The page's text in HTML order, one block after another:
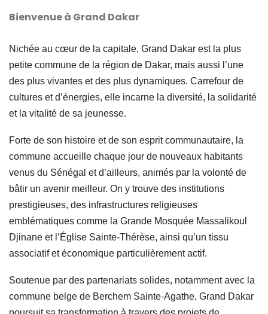
Bienvenue à Grand Dakar
Nichée au cœur de la capitale, Grand Dakar est la plus
petite commune de la région de Dakar, mais aussi l’une
des plus vivantes et des plus dynamiques. Carrefour de
cultures et d’énergies, elle incarne la diversité, la solidarité
et la vitalité de sa jeunesse.
Forte de son histoire et de son esprit communautaire, la
commune accueille chaque jour de nouveaux habitants
venus du Sénégal et d’ailleurs, animés par la volonté de
bâtir un avenir meilleur. On y trouve des institutions
prestigieuses, des infrastructures religieuses
emblématiques comme la Grande Mosquée Massalikoul
Djinane et l’Église Sainte-Thérèse, ainsi qu’un tissu
associatif et économique particulièrement actif.
Soutenue par des partenariats solides, notamment avec la
commune belge de Berchem Sainte-Agathe, Grand Dakar